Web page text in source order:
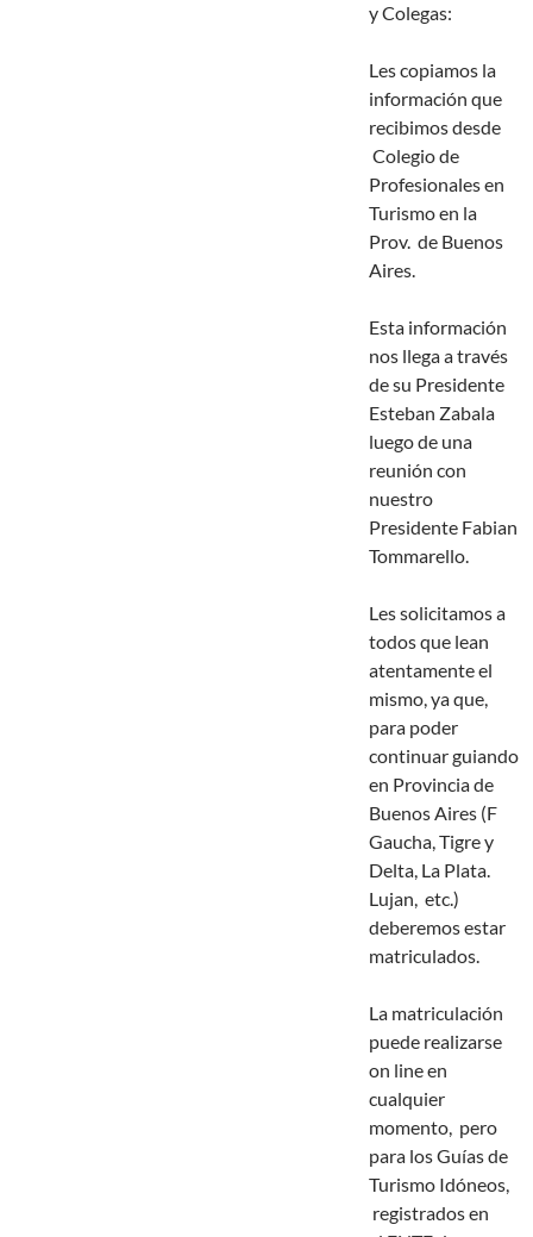
y Colegas:
Les copiamos la
información que
recibimos desde
Colegio de
Profesionales en
Turismo en la
Prov. de Buenos
Aires.
Esta información
nos llega a través
de su Presidente
Esteban Zabala
luego de una
reunión con
nuestro
Presidente Fabian
Tommarello.
Les solicitamos a
todos que lean
atentamente el
mismo, ya que,
para poder
continuar guiando
en Provincia de
Buenos Aires (F
Gaucha, Tigre y
Delta, La Plata.
Lujan, etc.)
deberemos estar
matriculados.
La matriculación
puede realizarse
on line en
cualquier
momento, pero
para los Guías de
Turismo Idóneos,
registrados en